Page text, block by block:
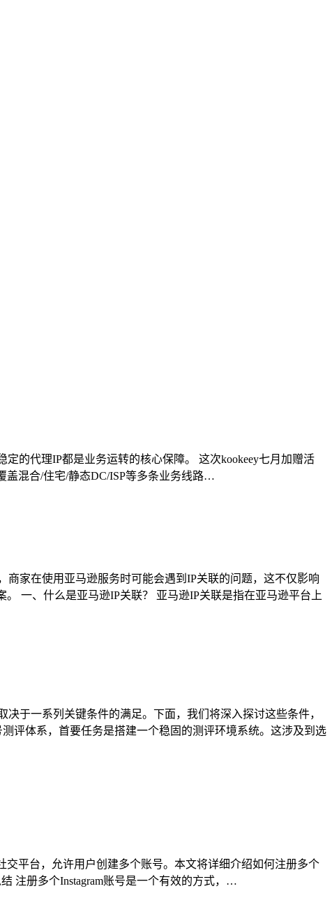
的代理IP都是业务运转的核心保障。 这次kookeey七月加赠活
盖混合/住宅/静态DC/ISP等多条业务线路…
家在使用亚马逊服务时可能会遇到IP关联的问题，这不仅影响
一、什么是亚马逊IP关联？ 亚马逊IP关联是指在亚马逊平台上
于一系列关键条件的满足。下面，我们将深入探讨这些条件，
评体系，首要任务是搭建一个稳固的测评环境系统。这涉及到选
平台，允许用户创建多个账号。本文将详细介绍如何注册多个
注册多个Instagram账号是一个有效的方式，…